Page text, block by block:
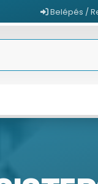
Belépés /